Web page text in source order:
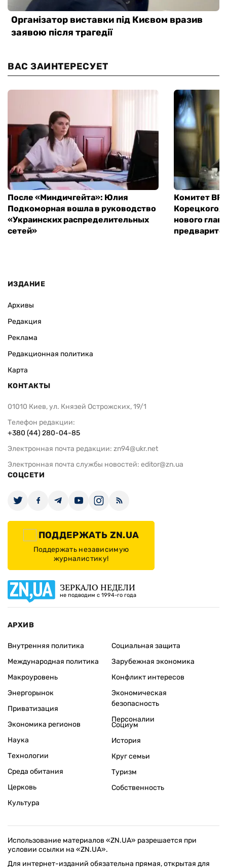
ВАС ЗАИНТЕРЕСУЕТ
После «Миндичгейта»: Юлия
Подкоморная вошла в руководство
«Украинских распределительных
сетей»
Комитет ВР
Корецкого,
нового
ИЗДАНИЕ
Архивы
Редакция
Реклама
Редакционная политика
Карта
КОНТАКТЫ
01010 Киев, ул. Князей Острожских, 19/1
Телефон редакции:
+380 (44) 280-04-85
Электронная почта редакции: zn94@ukr.net
Электронная почта службы новостей: editor@zn.ua
СОЦСЕТИ
ПОДДЕРЖАТЬ ZN.UA
Поддержать независимую
журналистику!
ЗЕРКАЛО НЕДЕЛИ
не подводим с 1994-го года
АРХИВ
Внутренняя политика
Международная политика
Макроуровень
Энергорынок
Приватизация
Экономика регионов
Социальная защита
Зарубежная экономика
Конфликт интересов
Экономическая
безопасность
Персоналии
Наука
Технологии
Среда обитания
Церковь
Культура
Социум
История
Круг семьи
Туризм
Собственность
Использование материалов «ZN.UA» разрешается при
условии ссылки на «ZN.UA».
Для интернет-изданий обязательна прямая, открытая для